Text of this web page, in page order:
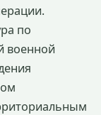
по
военной